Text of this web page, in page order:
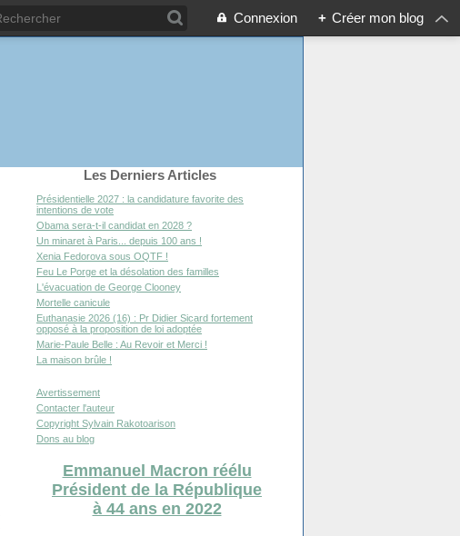
Connexion + Créer mon blog
Les Derniers Articles
Présidentielle 2027 : la candidature favorite des
intentions de vote
Obama sera-t-il candidat en 2028 ?
Un minaret à Paris... depuis 100 ans !
Xenia Fedorova sous OQTF !
Feu Le Porge et la désolation des familles
L'évacuation de George Clooney
Mortelle canicule
Euthanasie 2026 (16) : Pr Didier Sicard fortement
opposé à la proposition de loi adoptée
Marie-Paule Belle : Au Revoir et Merci !
La maison brûle !
Avertissement
Contacter l'auteur
Copyright Sylvain Rakotoarison
Dons au blog
Emmanuel Macron réélu
Président de la République
à 44 ans en 2022